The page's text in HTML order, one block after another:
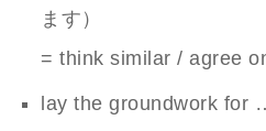
ます）
= think similar / agree
lay the groundwork for